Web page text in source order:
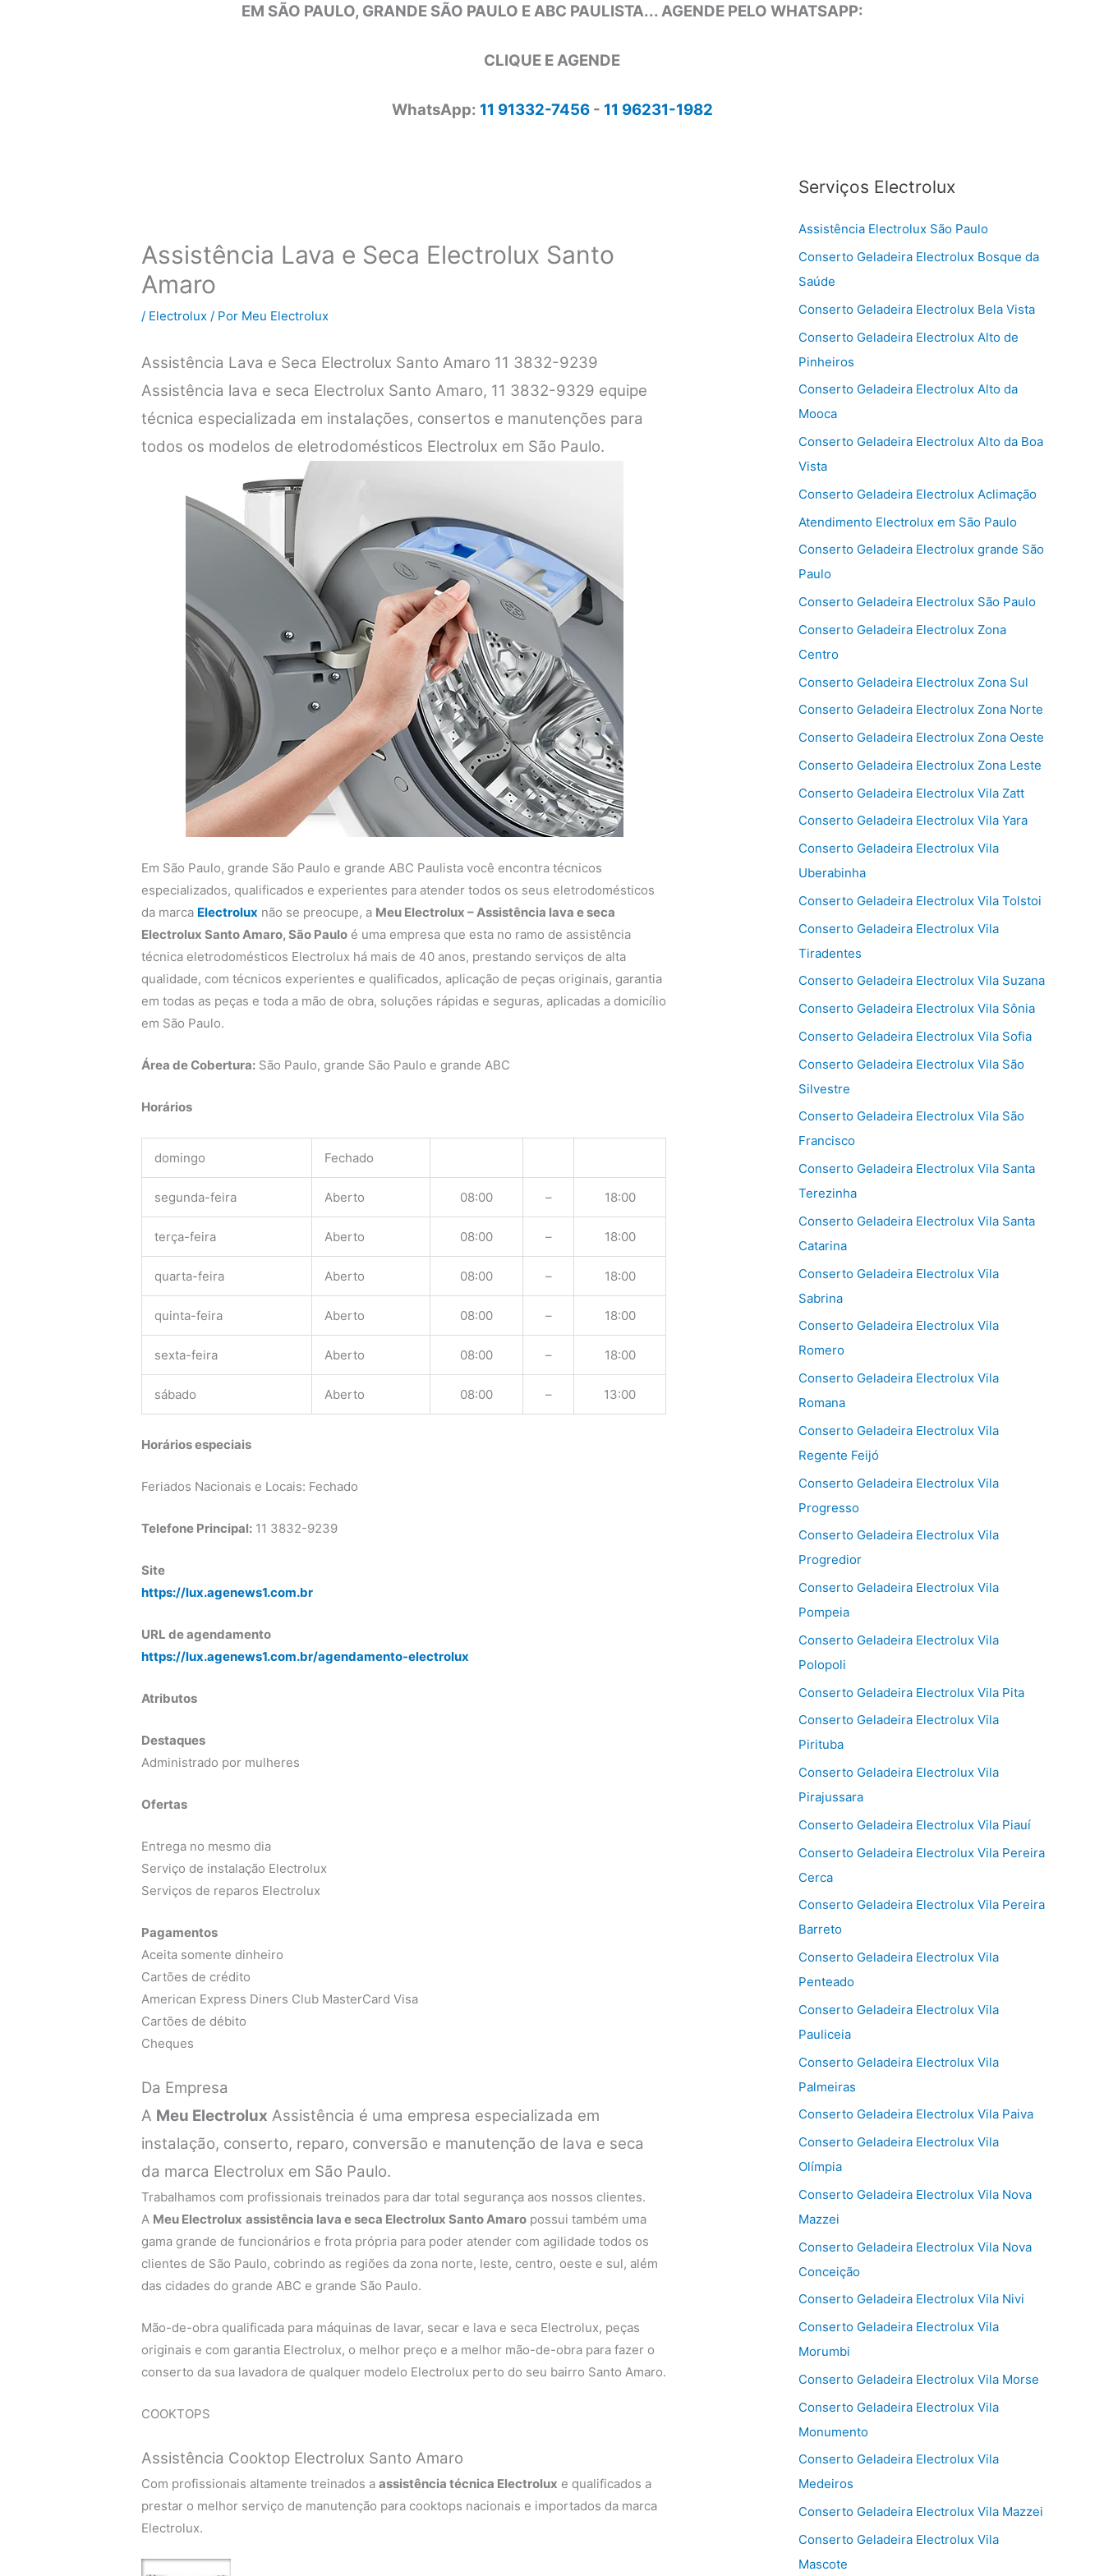
EM SÃO PAULO, GRANDE SÃO PAULO E ABC PAULISTA... AGENDE PELO WHATSAPP:
CLIQUE E AGENDE
WhatsApp: 11 91332-7456- 11 96231-1982
Assistência Lava e Seca Electrolux Santo
Amaro
/ Electrolux / Por Meu Electrolux
Assistência Lava e Seca Electrolux Santo Amaro 11 3832-9239
Assistência lava e seca Electrolux Santo Amaro, 11 3832-9329 equipe
técnica especializada em instalações, consertos e manutenções para
todos os modelos de eletrodomésticos Electrolux em São Paulo.
Em São Paulo, grande São Paulo e grande ABC Paulista você encontra técnicos
especializados, qualificados e experientes para atender todos os seus eletrodomésticos
da marca Electrolux não se preocupe, a Meu Electrolux – Assistência lava e seca
Electrolux Santo Amaro, São Paulo é uma empresa que esta no ramo de assistência
técnica eletrodomésticos Electrolux há mais de 40 anos, prestando serviços de alta
qualidade, com técnicos experientes e qualificados, aplicação de peças originais, garantia
em todas as peças e toda a mão de obra, soluções rápidas e seguras, aplicadas a domicílio
em São Paulo.
Área de Cobertura: São Paulo, grande São Paulo e grande ABC
Horários
domingo Fechado
segunda-feira Aberto 08:00 – 18:00
terça-feira Aberto 08:00 – 18:00
quarta-feira Aberto 08:00 – 18:00
quinta-feira Aberto 08:00 – 18:00
sexta-feira Aberto 08:00 – 18:00
sábado Aberto 08:00 – 13:00
Horários especiais
Feriados Nacionais e Locais: Fechado
Telefone Principal: 11 3832-9239
Site
https://lux.agenews1.com.br
URL de agendamento
https://lux.agenews1.com.br/agendamento-electrolux
Atributos
Destaques
Administrado por mulheres
Ofertas
Entrega no mesmo dia
Serviço de instalação Electrolux
Serviços de reparos Electrolux
Pagamentos
Aceita somente dinheiro
Cartões de crédito
American Express Diners Club MasterCard Visa
Cartões de débito
Cheques
Da Empresa
A Meu Electrolux Assistência é uma empresa especializada em
instalação, conserto, reparo, conversão e manutenção de lava e seca
da marca Electrolux em São Paulo.
Trabalhamos com profissionais treinados para dar total segurança aos nossos clientes.
A Meu Electrolux assistência lava e seca Electrolux Santo Amaro possui também uma
gama grande de funcionários e frota própria para poder atender com agilidade todos os
clientes de São Paulo, cobrindo as regiões da zona norte, leste, centro, oeste e sul, além
das cidades do grande ABC e grande São Paulo.
Mão-de-obra qualificada para máquinas de lavar, secar e lava e seca Electrolux, peças
originais e com garantia Electrolux, o melhor preço e a melhor mão-de-obra para fazer o
conserto da sua lavadora de qualquer modelo Electrolux perto do seu bairro Santo Amaro.
COOKTOPS
Assistência Cooktop Electrolux Santo Amaro
Com profissionais altamente treinados aassistência técnica Electrolux e qualificados a
prestar o melhor serviço de manutenção para cooktops nacionais e importados da marca
Electrolux.
Serviços Electrolux
Assistência Electrolux São Paulo
Conserto Geladeira Electrolux Bosque da
Saúde
Conserto Geladeira Electrolux Bela Vista
Conserto Geladeira Electrolux Alto de
Pinheiros
Conserto Geladeira Electrolux Alto da
Mooca
Conserto Geladeira Electrolux Alto da Boa
Vista
Conserto Geladeira Electrolux Aclimação
Atendimento Electrolux em São Paulo
Conserto Geladeira Electrolux grande São
Paulo
Conserto Geladeira Electrolux São Paulo
Conserto Geladeira Electrolux Zona
Centro
Conserto Geladeira Electrolux Zona Sul
Conserto Geladeira Electrolux Zona Norte
Conserto Geladeira Electrolux Zona Oeste
Conserto Geladeira Electrolux Zona Leste
Conserto Geladeira Electrolux Vila Zatt
Conserto Geladeira Electrolux Vila Yara
Conserto Geladeira Electrolux Vila
Uberabinha
Conserto Geladeira Electrolux Vila Tolstoi
Conserto Geladeira Electrolux Vila
Tiradentes
Conserto Geladeira Electrolux Vila Suzana
Conserto Geladeira Electrolux Vila Sônia
Conserto Geladeira Electrolux Vila Sofia
Conserto Geladeira Electrolux Vila São
Silvestre
Conserto Geladeira Electrolux Vila São
Francisco
Conserto Geladeira Electrolux Vila Santa
Terezinha
Conserto Geladeira Electrolux Vila Santa
Catarina
Conserto Geladeira Electrolux Vila
Sabrina
Conserto Geladeira Electrolux Vila
Romero
Conserto Geladeira Electrolux Vila
Romana
Conserto Geladeira Electrolux Vila
Regente Feijó
Conserto Geladeira Electrolux Vila
Progresso
Conserto Geladeira Electrolux Vila
Progredior
Conserto Geladeira Electrolux Vila
Pompeia
Conserto Geladeira Electrolux Vila
Polopoli
Conserto Geladeira Electrolux Vila Pita
Conserto Geladeira Electrolux Vila
Pirituba
Conserto Geladeira Electrolux Vila
Pirajussara
Conserto Geladeira Electrolux Vila Piauí
Conserto Geladeira Electrolux Vila Pereira
Cerca
Conserto Geladeira Electrolux Vila Pereira
Barreto
Conserto Geladeira Electrolux Vila
Penteado
Conserto Geladeira Electrolux Vila
Pauliceia
Conserto Geladeira Electrolux Vila
Palmeiras
Conserto Geladeira Electrolux Vila Paiva
Conserto Geladeira Electrolux Vila
Olímpia
Conserto Geladeira Electrolux Vila Nova
Mazzei
Conserto Geladeira Electrolux Vila Nova
Conceição
Conserto Geladeira Electrolux Vila Nivi
Conserto Geladeira Electrolux Vila
Morumbi
Conserto Geladeira Electrolux Vila Morse
Conserto Geladeira Electrolux Vila
Monumento
Conserto Geladeira Electrolux Vila
Medeiros
Conserto Geladeira Electrolux Vila Mazzei
Conserto Geladeira Electrolux Vila
Mascote